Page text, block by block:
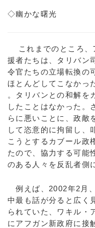
◇幽かな曙光
これまでのところ、
援者たちは、タリバン
令官たちの立場転換の
ほとんどしてこなかっ
。タリバンとの和解を
したことはなかった。
らに悪いことに、政敵
して恣意的に拘留し、
こうとするカブール政
たので、協力する可能
のある人々を反乱者側
例えば、2002年2月
中最も話が分ると広く
られていた、ワキル・
にアフガン新政府に接